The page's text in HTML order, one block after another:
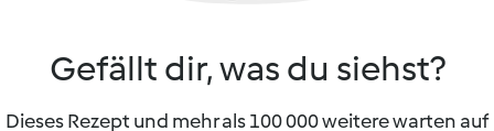
Gefällt dir, was du siehst?
Dieses Rezept und mehr als 100 000 weitere warten auf